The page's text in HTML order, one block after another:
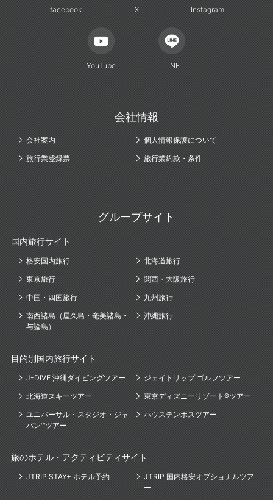
facebook X Instagram
YouTube LINE
会社情報
会社案内
個人情報保護について
旅行業登録票
旅行業約款・条件
グループサイト
国内旅行サイト
格安国内旅行
北海道旅行
東京旅行
関西・大阪旅行
中国・四国旅行
九州旅行
南西諸島（屋久島・奄美諸島・
与論島）
沖縄旅行
目的別国内旅行サイト
J-DIVE 沖縄ダイビングツアー
ジェイトリップ ゴルフツアー
北海道スキーツアー
東京ディズニーリゾート®ツアー
ユニバーサル・スタジオ・ジャ
パン™ツアー
ハウステンボスツアー
旅のホテル・アクティビティサイト
JTRIP STAY+ ホテル予約
JTRIP 国内格安オプショナルツア
ー